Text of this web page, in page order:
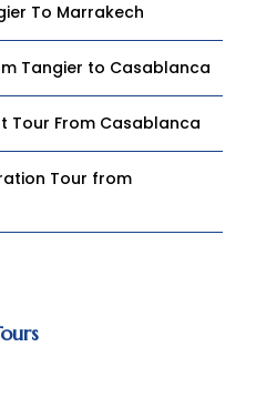
To Marrakech
Tangier to Casablanca
Tour From Casablanca
Tour from